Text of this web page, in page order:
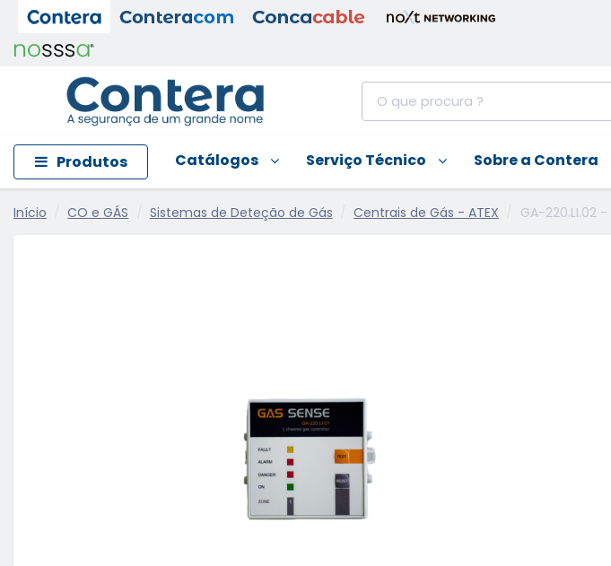
Produtos Catálogos Serviço Técnico Sobre a Contera
Início CO e GÁS Sistemas de Deteção de Gás Centrais de Gás - ATEX GA-220.LI.02 -